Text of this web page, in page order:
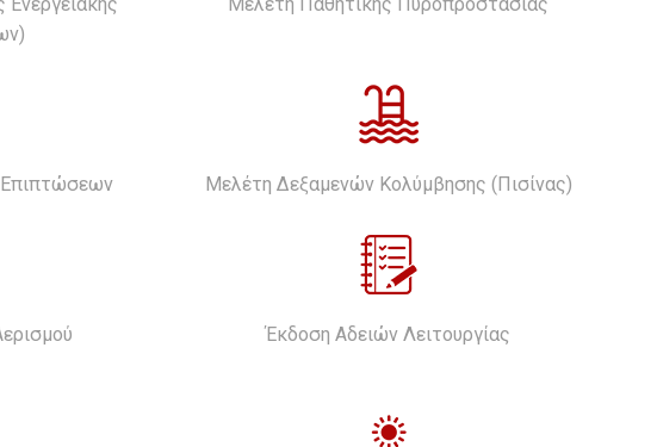
Μελέτη Δεξαμενών Κολύμβησης (Πισίνας)
Έκδοση Αδειών Λειτουργίας